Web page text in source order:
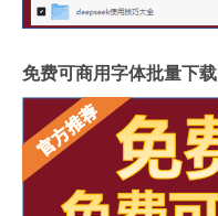
免费可商用字体批量下载